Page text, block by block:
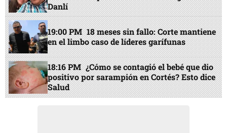
Danlí
19:00 PM 18 meses sin fallo: Corte mantiene
en el limbo caso de líderes garífunas
18:16 PM ¿Cómo se contagió el bebé que dio
positivo por sarampión en Cortés? Esto dice
Salud